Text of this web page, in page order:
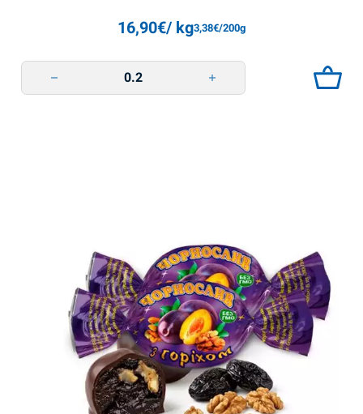
16,90€/ kg3,38€/200g